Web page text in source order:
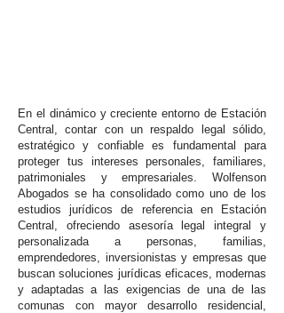
En el dinámico y creciente entorno de Estación
Central, contar con un respaldo legal sólido,
estratégico y confiable es fundamental para
proteger tus intereses personales, familiares,
patrimoniales y empresariales. Wolfenson
Abogados se ha consolidado como uno de los
estudios jurídicos de referencia en Estación
Central, ofreciendo asesoría legal integral y
personalizada a personas, familias,
emprendedores, inversionistas y empresas que
buscan soluciones jurídicas eficaces, modernas
y adaptadas a las exigencias de una de las
comunas con mayor desarrollo residencial,